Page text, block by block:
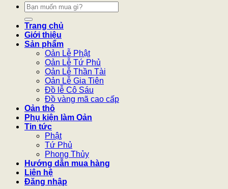
Tìm
kiếm:
Trang chủ
Giới thiệu
Sản phẩm
Oản Lễ Phật
Oản Lễ Tứ Phủ
Oản Lễ Thần Tài
Oản Lễ Gia Tiên
Đồ lễ Cô Sáu
Đồ vàng mã cao cấp
Oản thô
Phụ kiện làm Oản
Tin tức
Phật
Tứ Phủ
Phong Thủy
Hướng dẫn mua hàng
Liên hệ
Đăng nhập